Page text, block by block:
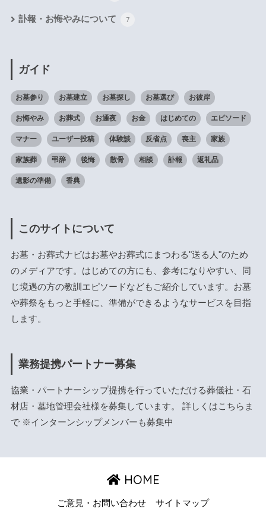
訃報・お悔やみについて 7
ガイド
お墓参り お墓建立 お墓探し お墓選び お彼岸
お悔やみ お葬式 お通夜 お金 はじめての エピソード
マナー ユーザー投稿 体験談 反省点 喪主 家族
家族葬 弔辞 後悔 散骨 相談 訃報 返礼品
遺影の準備 香典
このサイトについて
お墓・お葬式ナビはお墓やお葬式にまつわる"送る人"のため
のメディアです。はじめての方にも、参考になりやすい、同
じ境遇の方の教訓エピソードなどもご紹介しています。お墓
や葬祭をもっと手軽に、準備ができるようなサービスを目指
します。
業務提携パートナー募集
協業・パートナーシップ提携を行っていただける葬儀社・石
材店・墓地管理会社様を募集しています。 詳しくはこちら ま
で ※インターンシップメンバーも募集中
HOME
ご意見・お問い合わせ サイトマップ